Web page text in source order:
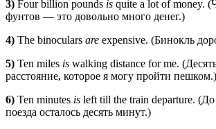
3) Four billion pounds is quite a lot of money.
фунтов — это довольно много денег.)
4) The binoculars are expensive. (Бинокль
5) Ten miles is walking distance for me.
расстояние, которое я могу пройти пешком.)
6) Ten minutes is left till the train departure.
поезда осталось десять минут.)